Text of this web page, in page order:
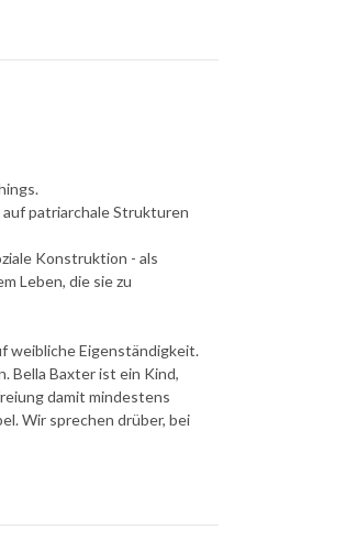
patriarchale Strukturen
Konstruktion - als
Leben, die sie zu
weibliche Eigenständigkeit.
Bella Baxter ist ein Kind,
damit mindestens
Wir sprechen drüber, bei